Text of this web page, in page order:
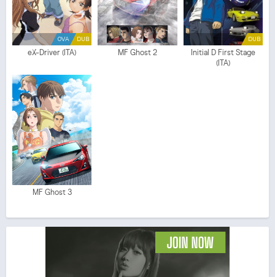
DUB
OVA
eX-Driver (ITA) MF Ghost 2
DUB
Initial D First Stage
(ITA)
MF Ghost 3